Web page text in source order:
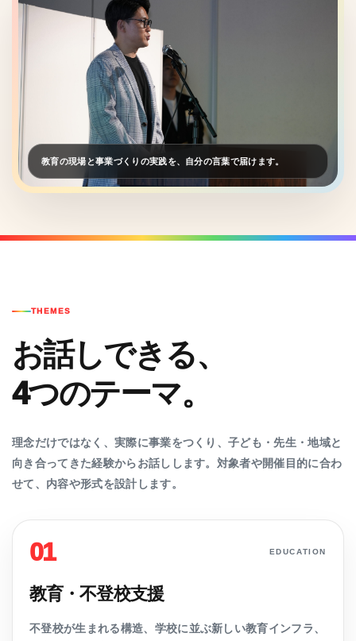
教育の現場と事業づくりの実践を、自分の言葉で届けます。
THEMES
お話しできる、
4つのテーマ。
理念だけではなく、実際に事業をつくり、子ども・先生・地域と
向き合ってきた経験からお話しします。対象者や開催目的に合わ
せて、内容や形式を設計します。
01 EDUCATION
教育・不登校支援
不登校が生まれる構造、学校に並ぶ新しい教育インフラ、